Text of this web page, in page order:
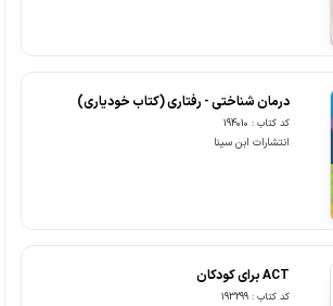
درمان شناختی - رفتاری (کتاب خودیاری)
کد کتاب : 194010
انتشارات ابن سینا
ACT برای کودکان
کد کتاب : 193299